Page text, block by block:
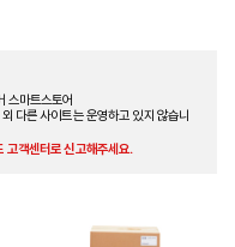
스마트스토어
다른 사이트는 운영하고 있지 않습니
고객센터로 신고해주세요.